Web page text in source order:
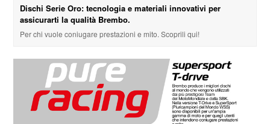
Dischi Serie Oro: tecnologia e materiali innovativi per
assicurarti la qualità Brembo.
Per chi vuole coniugare prestazioni e mito. Scoprili qui!